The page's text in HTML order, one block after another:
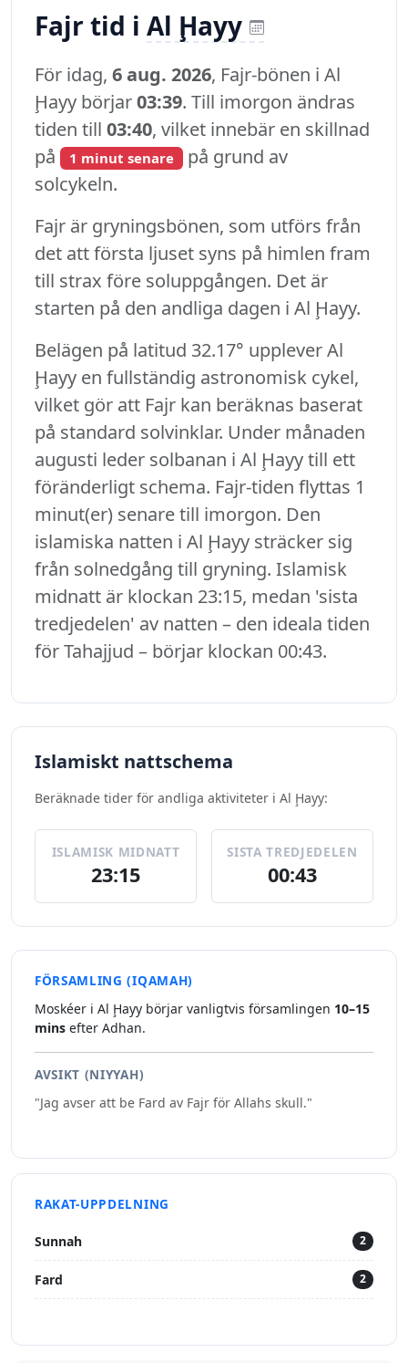
Fajr tid i Al Ḩayy
För idag, 6 aug. 2026, Fajr-bönen i Al
Ḩayy börjar03:39. Till imorgon ändras
tiden till 03:40, vilket innebär en skillnad
på
1 minut senare på grund av
solcykeln.
Fajr är gryningsbönen, som utförs från
det att första ljuset syns på himlen fram
till strax före soluppgången. Det är
starten på den andliga dagen i Al Ḩayy.
Belägen på latitud 32.17° upplever Al
Ḩayy en fullständig astronomisk cykel,
vilket gör att Fajr kan beräknas baserat
på standard solvinklar. Under månaden
augusti leder solbanan i Al Ḩayy till ett
föränderligt schema. Fajr-tiden flyttas 1
minut(er) senare till imorgon. Den
islamiska natten i Al Ḩayy sträcker sig
från solnedgång till gryning. Islamisk
midnatt är klockan 23:15, medan 'sista
tredjedelen' av natten – den ideala tiden
för Tahajjud – börjar klockan 00:43.
Islamiskt nattschema
Beräknade tider för andliga aktiviteter i Al Ḩayy:
ISLAMISK MIDNATT
23:15
SISTA TREDJEDELEN
00:43
FÖRSAMLING (IQAMAH)
Moskéer i Al Ḩayy börjar vanligtvis församlingen 10–15
mins efter Adhan.
AVSIKT (NIYYAH)
"Jag avser att be Fard av Fajr för Allahs skull."
RAKAT-UPPDELNING
Sunnah 2
Fard 2